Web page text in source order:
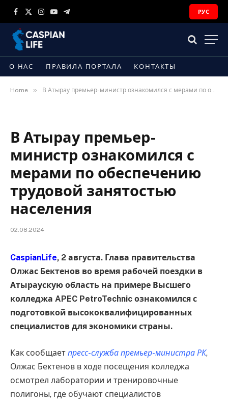
Facebook
X
Instagram
YouTubeTelegram
РУС
О НАС ПРАВИЛА ПОРТАЛА КОНТАКТЫ
Home » В Атырау премьер-министр ознакомился с мерами по обеспечению трудовой занятостью населения
В Атырау премьер-
министр ознакомился с
мерами по обеспечению
трудовой занятостью
населения
02.08.2024
CaspianLife, 2 августа. Глава правительства
Олжас Бектенов во время рабочей поездки в
Атыраускую область на примере Высшего
колледжа APEC PetroTechnic ознакомился с
подготовкой высококвалифицированных
специалистов для экономики страны.
Как сообщает пресс-служба премьер-министра РК,
Олжас Бектенов в ходе посещения колледжа
осмотрел лаборатории и тренировочные
полигоны, где обучают специалистов